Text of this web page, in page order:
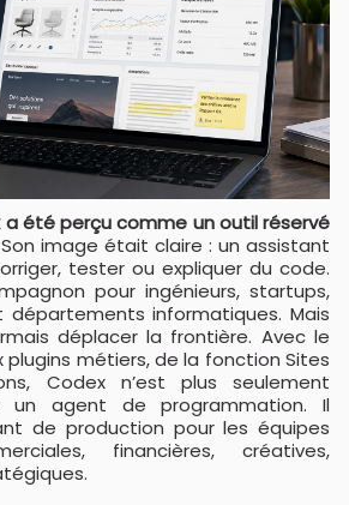
Son image était claire : un assistant
tester ou expliquer du code.
pour ingénieurs, startups,
informatiques. Mais
déplacer la frontière. Avec le
métiers, de la fonction Sites
Codex n’est plus seulement
un agent de programmation. Il
de production pour les équipes
financières, créatives,